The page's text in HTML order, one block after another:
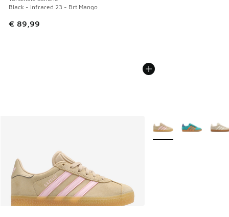
Black - Infrared 23 - Brt Mango
€ 89,99
Weitere Farben